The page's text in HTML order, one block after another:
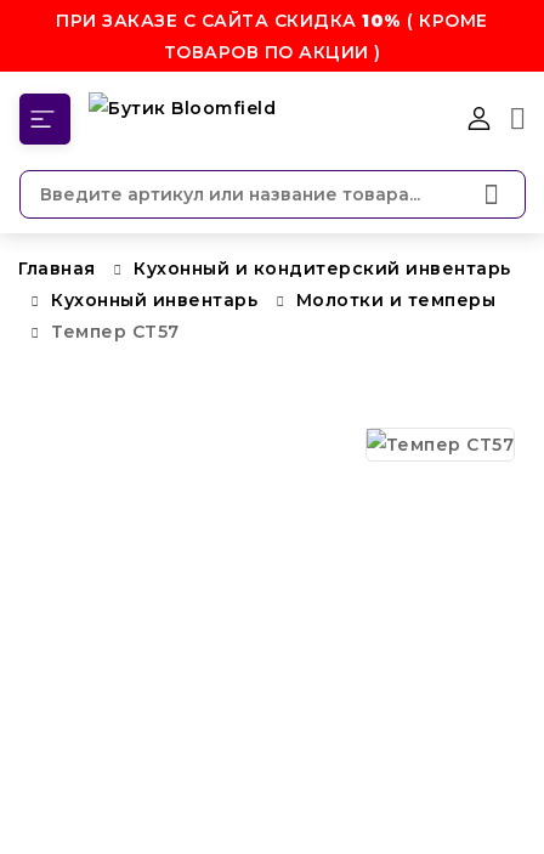
ПРИ ЗАКАЗЕ С САЙТА СКИДКА10% ( КРОМЕ
ТОВАРОВ ПО АКЦИИ )
Главная
Кухонный и кондитерский инвентарь
Кухонный инвентарь
Молотки и темперы
Темпер CT57